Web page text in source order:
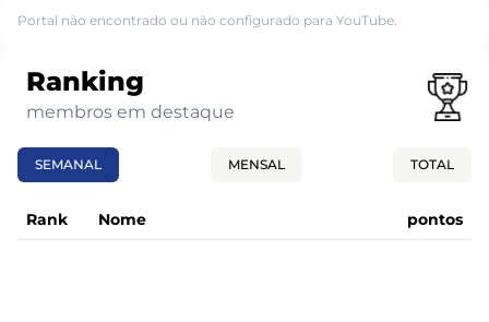
Portal não encontrado ou não configurado para YouTube.
Ranking
membros em destaque
SEMANAL MENSAL TOTAL
Rank Nome pontos